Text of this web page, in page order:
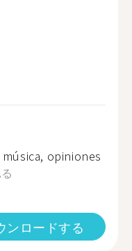
opiniones
ンロードする